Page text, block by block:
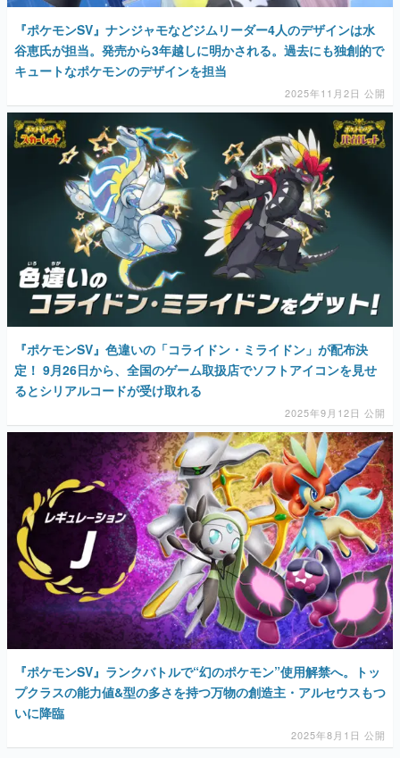
『ポケモンSV』ナンジャモなどジムリーダー4人のデザインは水
谷恵氏が担当。発売から3年越しに明かされる。過去にも独創的で
キュートなポケモンのデザインを担当
2025年11月2日 公開
『ポケモンSV』色違いの「コライドン・ミライドン」が配布決
定！ 9月26日から、全国のゲーム取扱店でソフトアイコンを見せ
るとシリアルコードが受け取れる
2025年9月12日 公開
『ポケモンSV』ランクバトルで“幻のポケモン”使用解禁へ。トッ
プクラスの能力値&型の多さを持つ万物の創造主・アルセウスもつ
いに降臨
2025年8月1日 公開